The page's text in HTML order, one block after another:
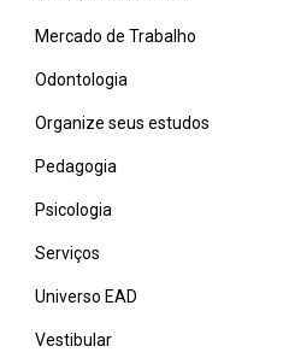
Mercado de Trabalho
Odontologia
Organize seus estudos
Pedagogia
Psicologia
Serviços
Universo EAD
Vestibular